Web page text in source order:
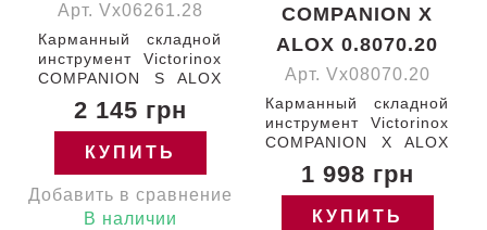
Арт. Vx06261.28
Карманный складной
инструмент Victorinox
COMPANION S ALOX
рифленые золотистые
накладки /ножницы/
отвертка Швейцария
0.6261.28 Гарантия:
пожизненная
2 145 грн
КУПИТЬ
Добавить в сравнение
В наличии
COMPANION X
ALOX 0.8070.20
Арт. Vx08070.20
Карманный складной
инструмент Victorinox
COMPANION X ALOX
рифленые красные
накладки /ножницы
Швейцария 0.8070.20
1 998 грн
КУПИТЬ